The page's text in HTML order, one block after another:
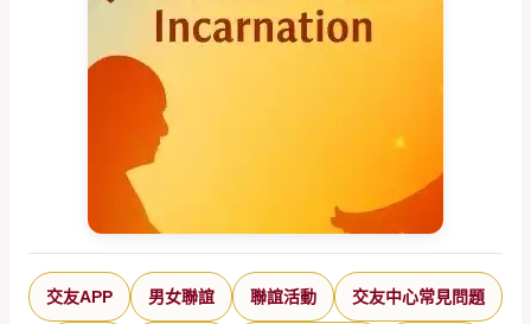
交友APP 男女聯誼 聯誼活動 交友中心常見問題